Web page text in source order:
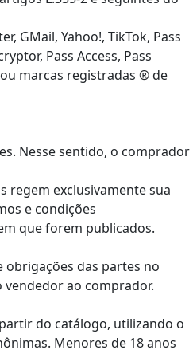
GMail, Yahoo!, TikTok, Pass
Pass Access, Pass
marcas registradas ® de
Nesse sentido, o comprador
regem exclusivamente sua
e condições
que forem publicados.
das partes no
ao comprador.
do catálogo, utilizando o
Menores de 18 anos